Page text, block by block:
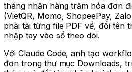
tháng nhận hàng trăm hóa đơn
(VietQR, Momo, ShopeePay,
phải tải từng file PDF về, đổi tên
nhập tay vào sổ theo dõi.
Với Claude Code, anh tạo
đơn trong thư mục Downloads,